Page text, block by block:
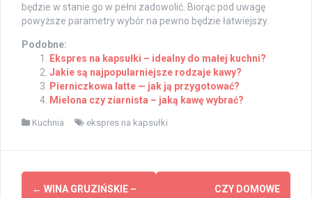
będzie w stanie go w pełni zadowolić. Biorąc pod uwagę
powyższe parametry wybór na pewno będzie łatwiejszy.
Podobne:
Ekspres na kapsułki – idealny do małej kuchni?
Jakie są najpopularniejsze rodzaje kawy?
Pierniczkowa latte — jak ją przygotować?
Mielona czy ziarnista – jaką kawę wybrać?
Kuchnia ekspres na kapsułki
Post
← WINA GRUZIŃSKIE –
CZY DOMOWE